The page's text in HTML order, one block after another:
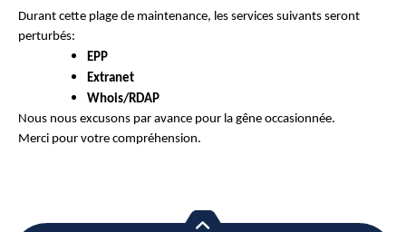
Durant cette plage de maintenance, les services suivants seront
perturbés:
EPP
Extranet
Whois/RDAP
Nous nous excusons par avance pour la gêne occasionnée.
Merci pour votre compréhension.